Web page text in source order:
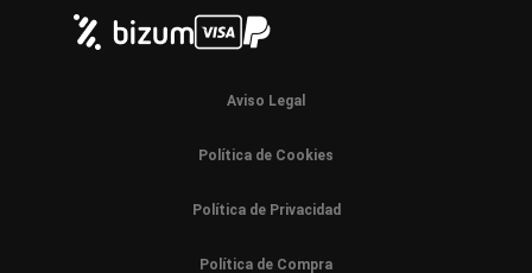
Aviso Legal
Política de Cookies
Política de Privacidad
Política de Compra